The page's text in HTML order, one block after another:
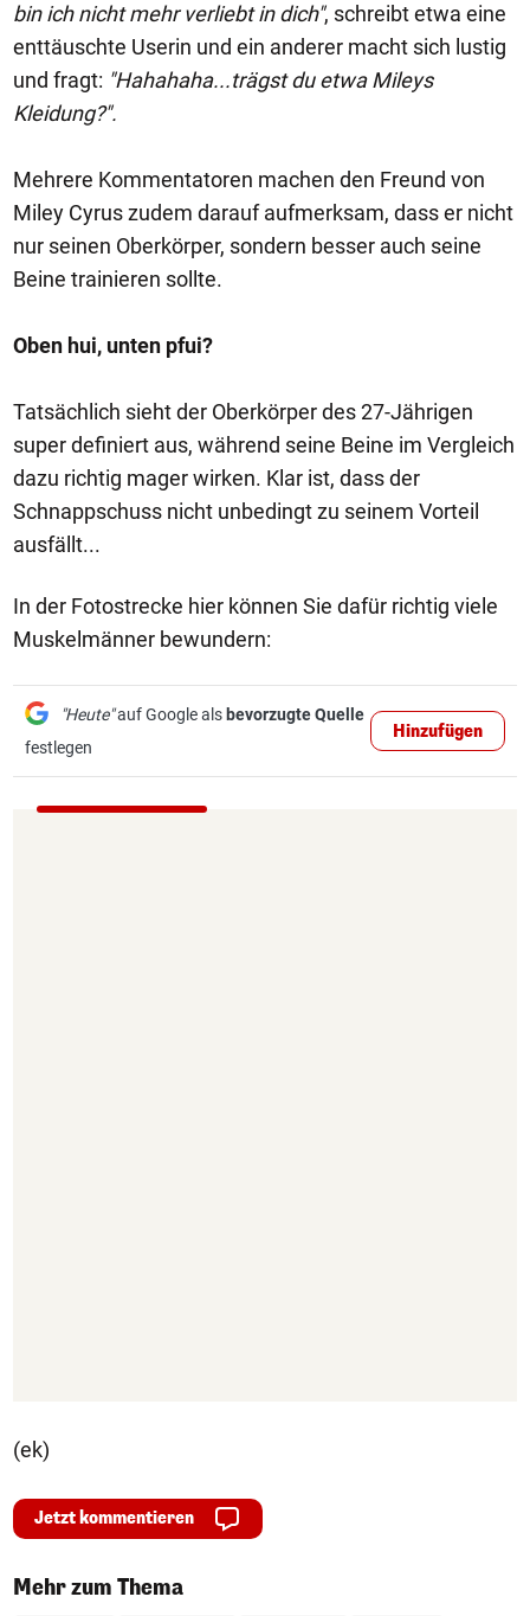
bin ich nicht mehr verliebt in dich", schreibt etwa eine
enttäuschte Userin und ein anderer macht sich lustig
und fragt: "Hahahaha...trägst du etwa Mileys
Kleidung?".
Mehrere Kommentatoren machen den Freund von
Miley Cyrus zudem darauf aufmerksam, dass er nicht
nur seinen Oberkörper, sondern besser auch seine
Beine trainieren sollte.
Oben hui, unten pfui?
Tatsächlich sieht der Oberkörper des 27-Jährigen
super definiert aus, während seine Beine im Vergleich
dazu richtig mager wirken. Klar ist, dass der
Schnappschuss nicht unbedingt zu seinem Vorteil
ausfällt...
In der Fotostrecke hier können Sie dafür richtig viele
Muskelmänner bewundern:
"Heute"auf Google als bevorzugte Quelle
festlegen
Hinzufügen
(ek)
Jetzt kommentieren
Mehr zum Thema